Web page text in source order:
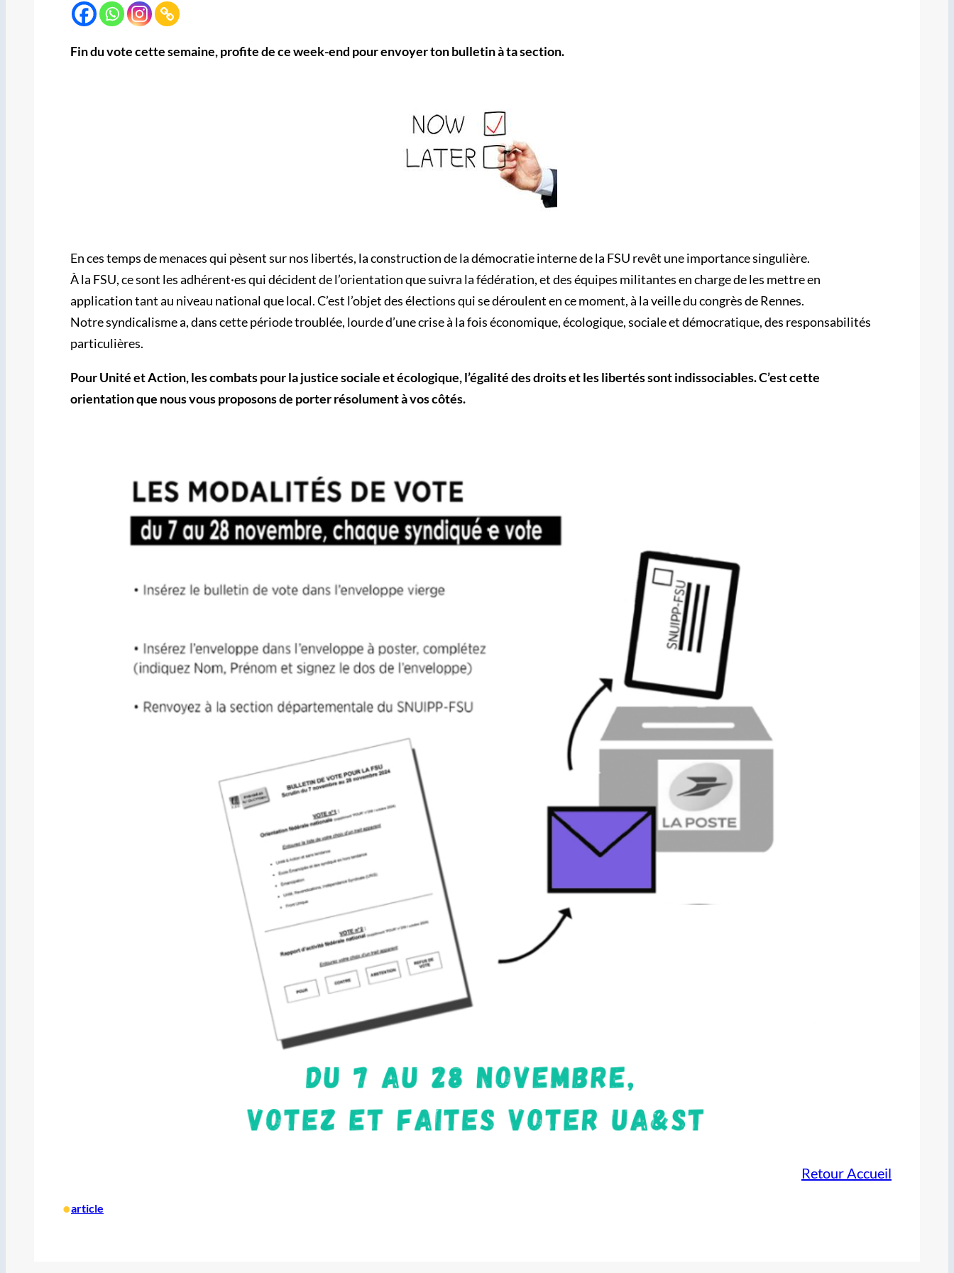
Fin du vote cette semaine, profite de ce week-end pour envoyer ton bulletin à ta section.
En ces temps de menaces qui pèsent sur nos libertés, la construction de la démocratie interne de la FSU revêt une importance singulière.
À la FSU, ce sont les adhérent·es qui décident de l’orientation que suivra la fédération, et des équipes militantes en charge de les mettre en
application tant au niveau national que local. C’est l’objet des élections qui se déroulent en ce moment, à la veille du congrès de Rennes.
Notre syndicalisme a, dans cette période troublée, lourde d’une crise à la fois économique, écologique, sociale et démocratique, des responsabilités
particulières.
Pour Unité et Action, les combats pour la justice sociale et écologique, l’égalité des droits et les libertés sont indissociables. C’est cette
orientation que nous vous proposons de porter résolument à vos côtés.
Retour Accueil
•article